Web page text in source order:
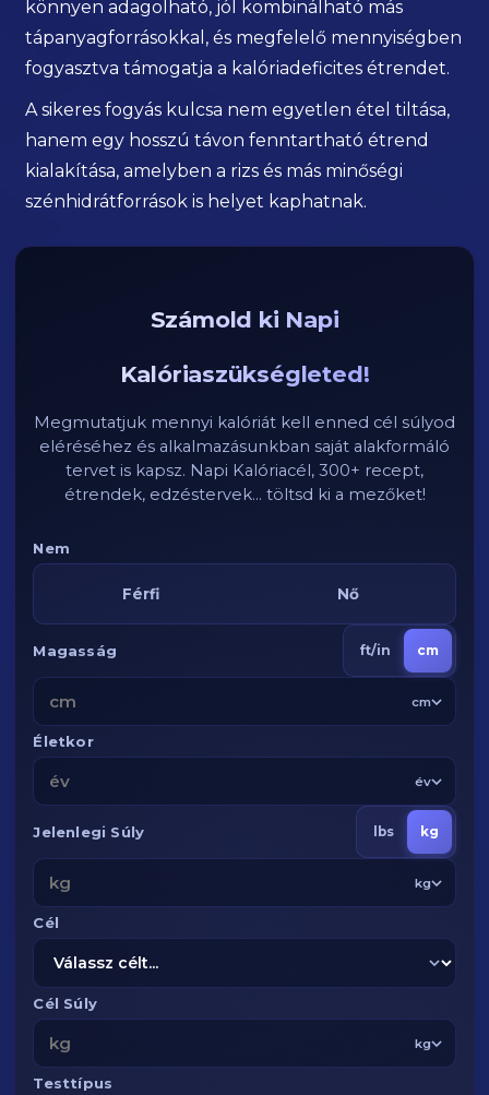
könnyen adagolható, jól kombinálható más
tápanyagforrásokkal, és megfelelő mennyiségben
fogyasztva támogatja a kalóriadeficites étrendet.
A sikeres fogyás kulcsa nem egyetlen étel tiltása,
hanem egy hosszú távon fenntartható étrend
kialakítása, amelyben a rizs és más minőségi
szénhidrátforrások is helyet kaphatnak.
Számold ki Napi
Kalóriaszükségleted!
Megmutatjuk mennyi kalóriát kell enned cél súlyod
eléréséhez és alkalmazásunkban saját alakformáló
tervet is kapsz. Napi Kalóriacél, 300+ recept,
étrendek, edzéstervek... töltsd ki a mezőket!
Nem
Férfi Nő
Magasság ft/in cm
cm
Életkor
év
Jelenlegi Súly lbs kg
kg
Cél
Cél Súly
kg
Testtípus